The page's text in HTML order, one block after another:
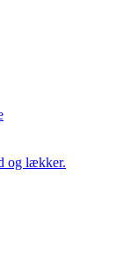
og lækker.